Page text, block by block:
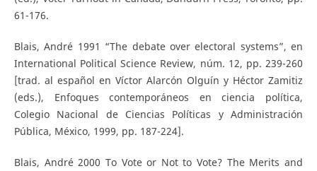
61-176.
Blais, André 1991 “The debate over electoral systems”, en
International Political Science Review, núm. 12, pp. 239-260
[trad. al español en Víctor Alarcón Olguín y Héctor Zamitiz
(eds.), Enfoques contemporáneos en ciencia política,
Colegio Nacional de Ciencias Políticas y Administración
Pública, México, 1999, pp. 187-224].
Blais, André 2000 To Vote or Not to Vote? The Merits and